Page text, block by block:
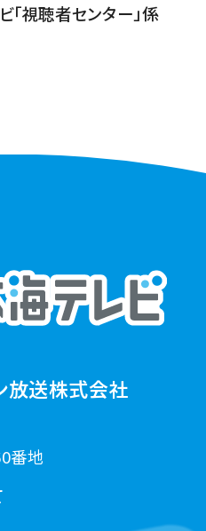
視聴者センター」係
放送株式会社
番地